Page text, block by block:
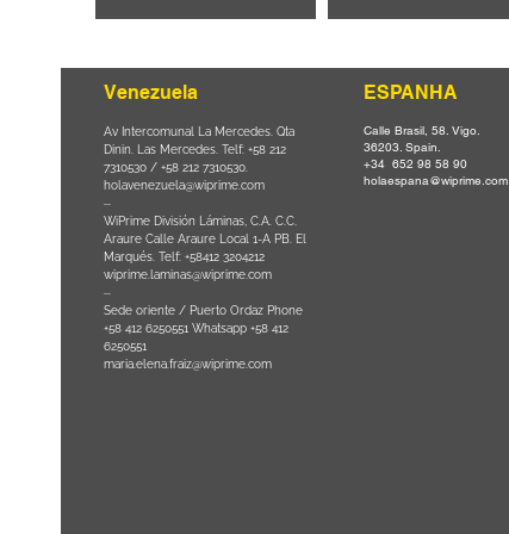
Venezuela
Av Intercomunal La Mercedes. Qta
Dinin. Las Mercedes. Telf: +58 212
7310530 / +58 212 7310530.
holavenezuela@wiprime.com
⏤
WiPrime División Láminas, C.A. C.C.
Araure Calle Araure Local 1-A PB. El
Marqués. Telf: +58412 3204212
wiprime.laminas@wiprime.com
⏤
Sede oriente / Puerto Ordaz Phone
+58 412 6250551 Whatsapp +58 412
6250551
maria.elena.fraiz@wiprime.com
ESPANHA
Calle Brasil, 58. Vigo.
36203. Spain.
+34 652 98 58 90
holaespana@wiprime.com